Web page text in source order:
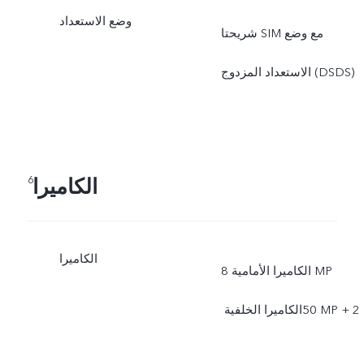
وضع الاستعداد
شريحتا SIM مع وضع
الاستعداد المزدوج (DSDS)
الكاميرا6
الكاميرا
الكاميرا الأمامية 8‎ MP
الكاميرا الخلفية ‏‎50 MP + ‏2‎